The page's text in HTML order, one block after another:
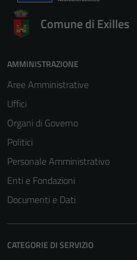
Comune di Exilles
AMMINISTRAZIONE
Aree Amministrative
Uffici
Organi di Governo
Politici
Personale Amministrativo
Enti e Fondazioni
Documenti e Dati
CATEGORIE DI SERVIZIO